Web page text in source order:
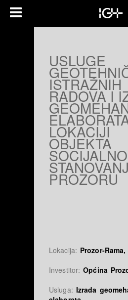
USLUGE
ISTRAŽNIH
RADOVA I
LOKACIJI
OBJEKTA
SOCIJALNO
PROZORU
Lokacija: Prozor-
Investitor:Općina
Usluga: Izrada